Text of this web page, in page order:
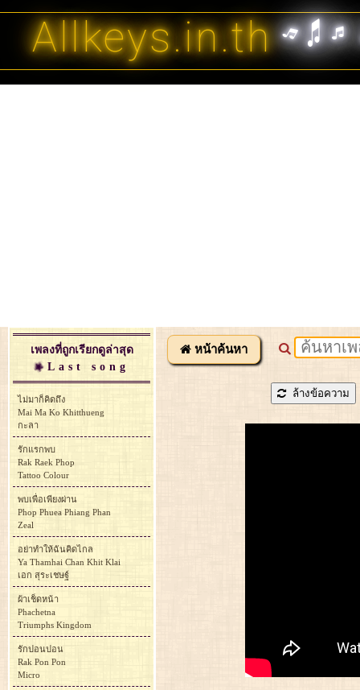
Allkeys.in.th
หน้าค้นหา
ล้างข้อความ
เพลงที่ถูกเรียกดูล่าสุด
Last song
ไม่มาก็คิดถึง
Mai Ma Ko Khitthueng
กะลา
รักแรกพบ
Rak Raek Phop
Tattoo Colour
พบเพื่อเพียงผ่าน
Phop Phuea Phiang Phan
Zeal
อย่าทำให้ฉันคิดไกล
Ya Thamhai Chan Khit Klai
เอก สุระเชษฐ์
ผ้าเช็ดหน้า
Phachetna
Triumphs Kingdom
รักปอนปอน
Rak Pon Pon
Micro